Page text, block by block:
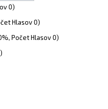
0)
Hlasov 0)
Počet Hlasov 0)